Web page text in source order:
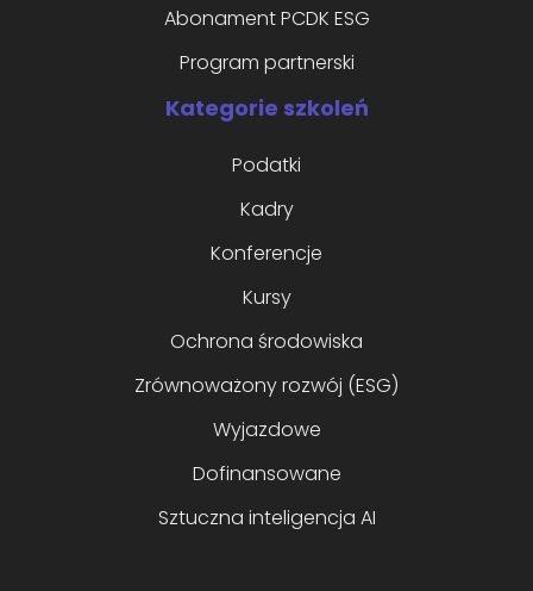
Abonament PCDK ESG
Program partnerski
Kategorie szkoleń
Podatki
Kadry
Konferencje
Kursy
Ochrona środowiska
Zrównoważony rozwój (ESG)
Wyjazdowe
Dofinansowane
Sztuczna inteligencja AI